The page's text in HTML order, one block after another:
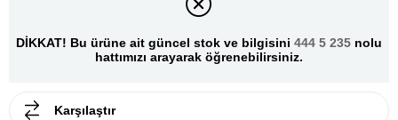
DİKKAT! Bu ürüne ait güncel stok ve bilgisini 444 5 235 nolu
hattımızı arayarak öğrenebilirsiniz.
Karşılaştır